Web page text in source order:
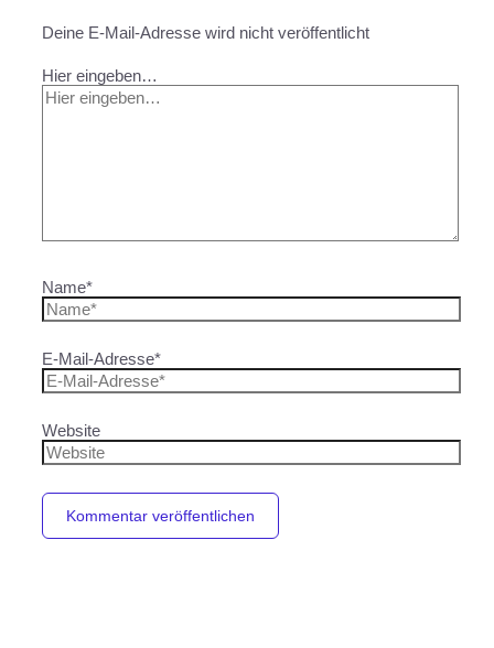
Deine E-Mail-Adresse wird nicht veröffentlicht
Hier eingeben…
Name*
E-Mail-Adresse*
Website